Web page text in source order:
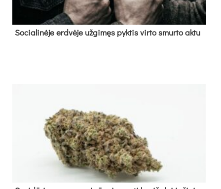
So­cia­li­nė­je erd­vė­je už­gi­męs pyk­tis vir­to smur­to ak­tu